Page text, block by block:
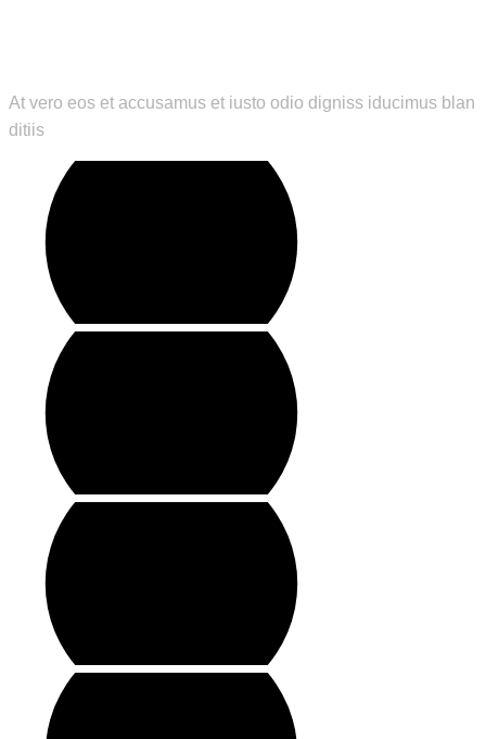
At vero eos et accusamus et iusto odio digniss iducimus blan
ditiis